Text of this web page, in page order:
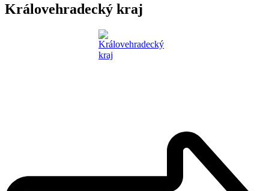
Královehradecký kraj